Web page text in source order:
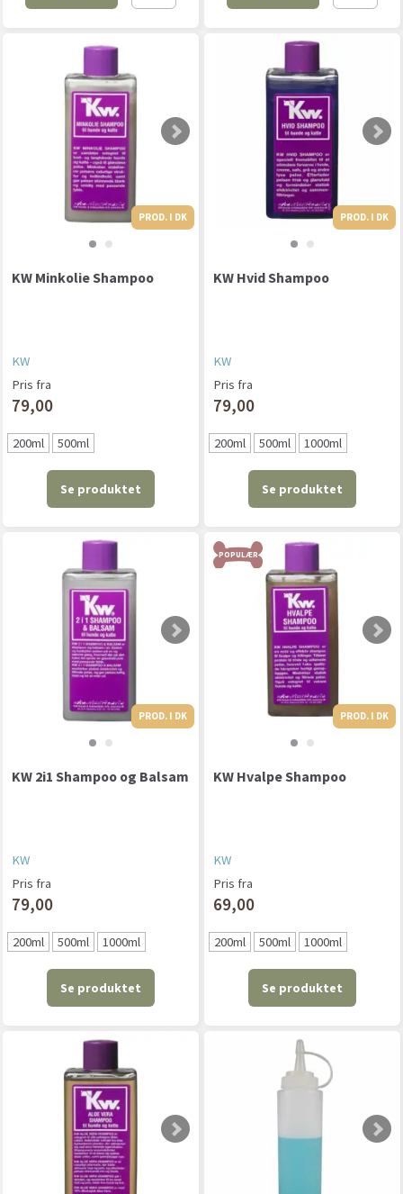
PROD. I DK PROD. I DK
KW Minkolie Shampoo
KW
Pris fra
79,00
200ml 500ml
Se produktet
PROD. I DK
KW Hvid Shampoo
KW
Pris fra
79,00
200ml 500ml 1000ml
Se produktet
PROD. I DK PROD. I DK
KW 2i1 Shampoo og Balsam
KW
Pris fra
79,00
200ml 500ml 1000ml
Se produktet
POPULÆR
PROD. I DK
KW Hvalpe Shampoo
KW
Pris fra
69,00
200ml 500ml 1000ml
Se produktet